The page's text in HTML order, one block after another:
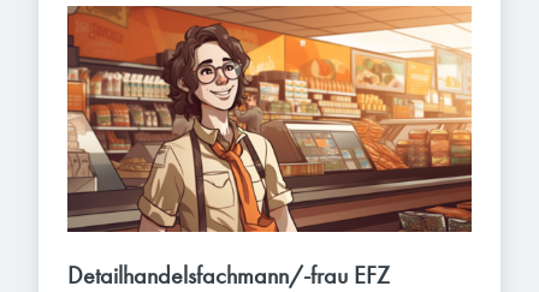
Detailhandelsfachmann/-frau EFZ